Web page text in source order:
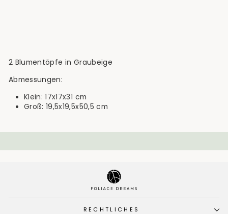
2 Blumentöpfe in Graubeige
Abmessungen:
Klein: 17x17x31 cm
Groß: 19,5x19,5x50,5 cm
RECHTLICHES